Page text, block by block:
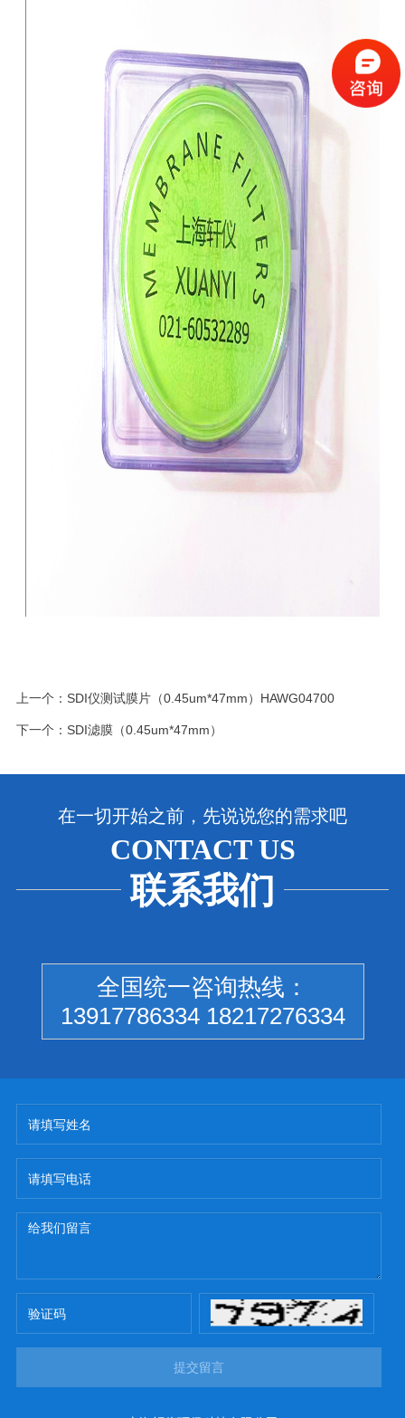
上一个： SDI仪测试膜片（0.45um*47mm）HAWG04700
下一个： SDI滤膜（0.45um*47mm）
在一切开始之前，先说说您的需求吧
CONTACT US
联系我们
全国统一咨询热线：
13917786334 18217276334
提交留言